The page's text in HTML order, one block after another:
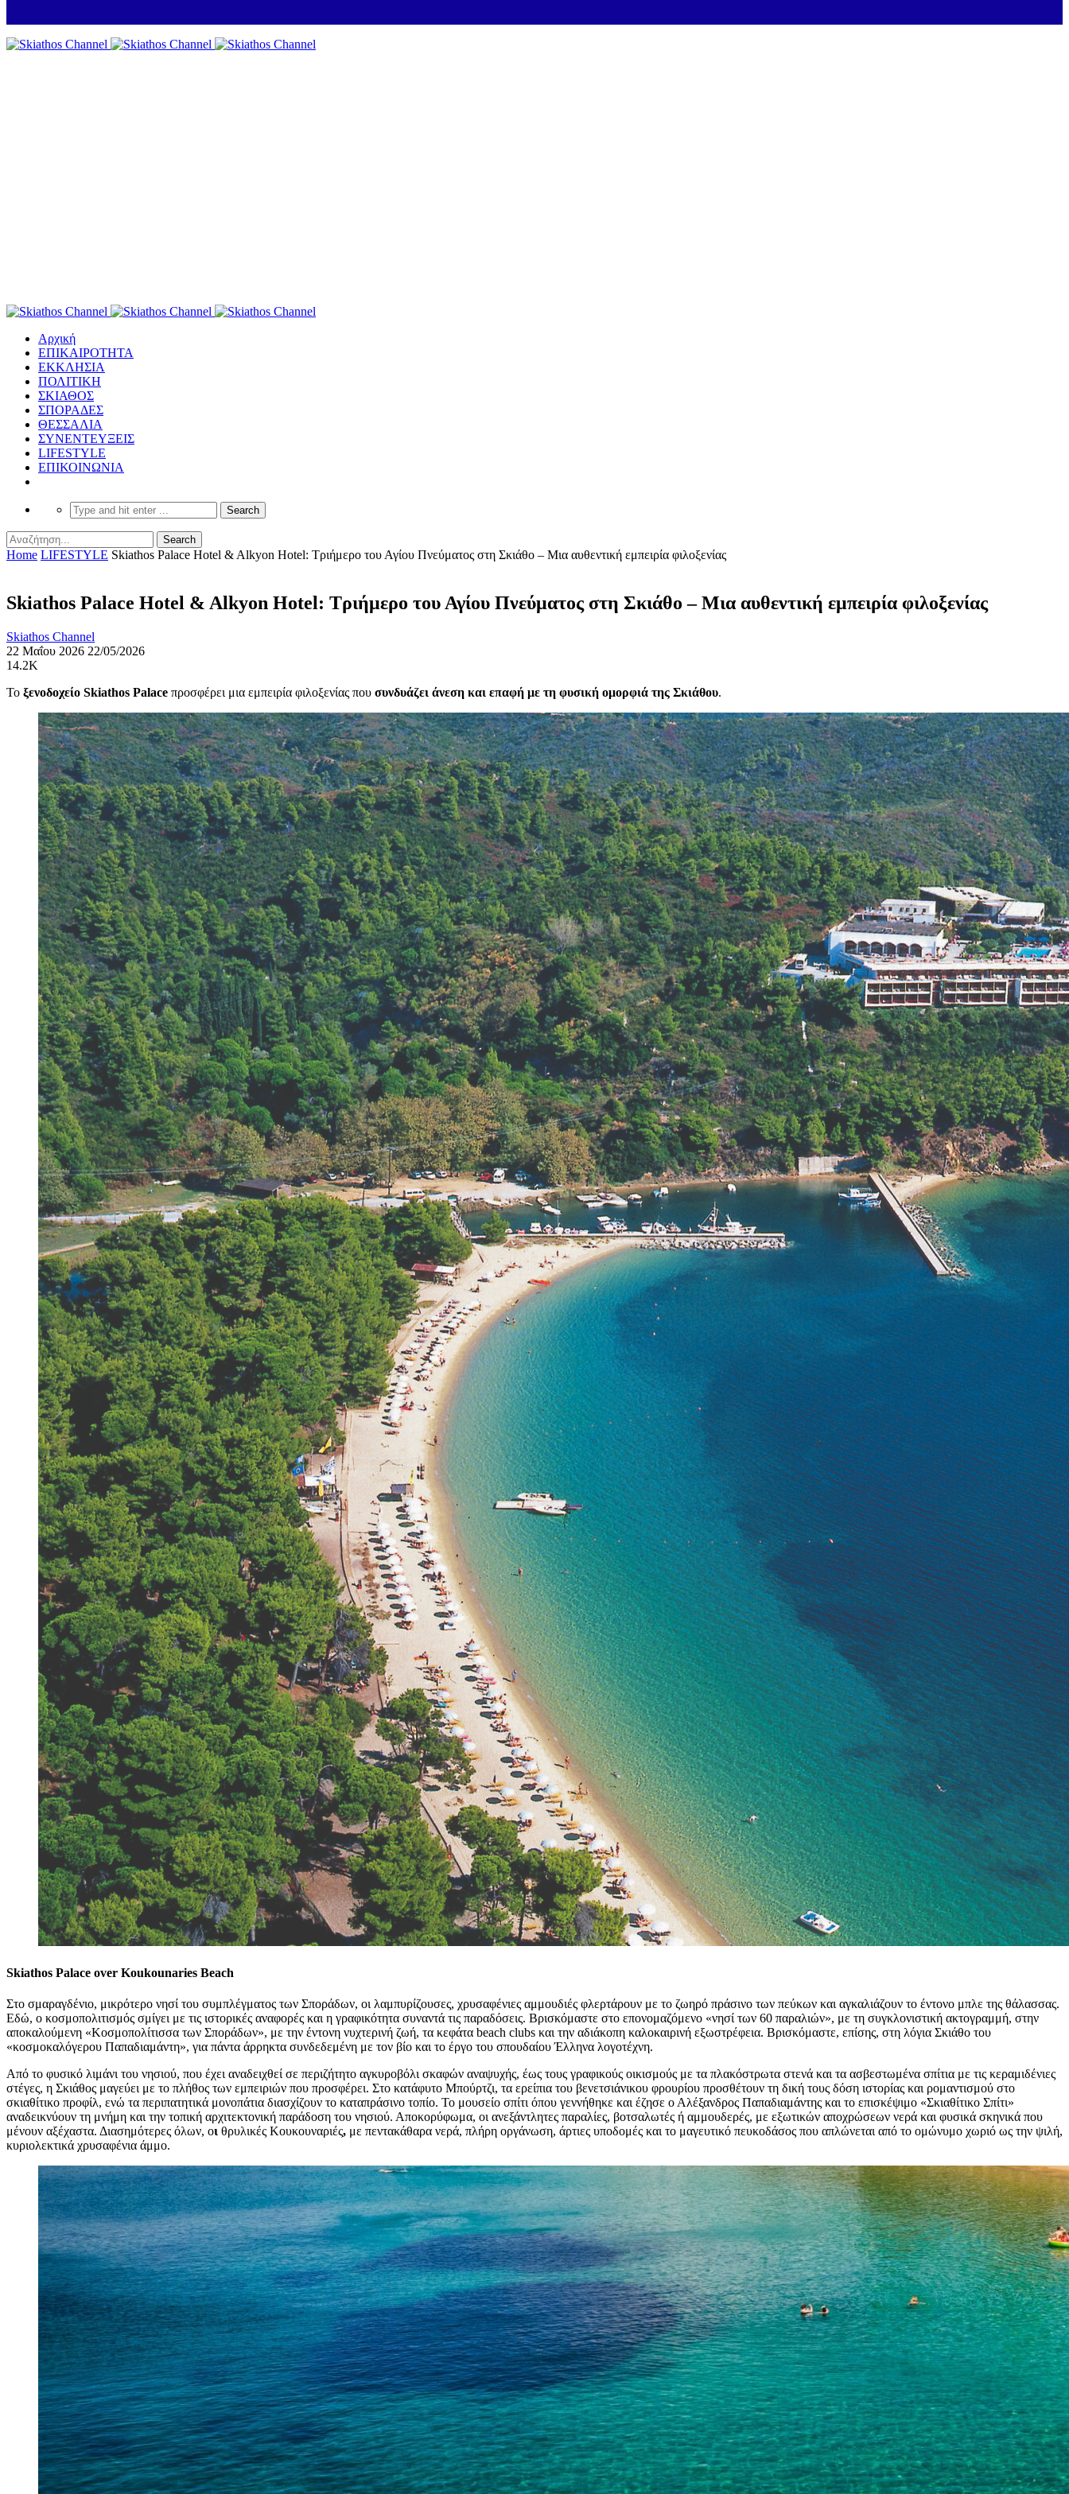
Αρχική
ΕΠΙΚΑΙΡΟΤΗΤΑ
ΕΚΚΛΗΣΙΑ
ΠΟΛΙΤΙΚΗ
ΣΚΙΑΘΟΣ
ΣΠΟΡΑΔΕΣ
ΘΕΣΣΑΛΙΑ
ΣΥΝΕΝΤΕΥΞΕΙΣ
LIFESTYLE
ΕΠΙΚΟΙΝΩΝΙΑ
Home LIFESTYLE Skiathos Palace Hotel & Alkyon Hotel: Τριήμερο του Αγίου Πνεύματος στη Σκιάθο – Μια αυθεντική εμπειρία φιλοξενίας
Skiathos Palace Hotel & Alkyon Hotel: Τριήμερο του Αγίου Πνεύματος στη Σκιάθο – Μια αυθεντική εμπειρία φιλοξενίας
Skiathos Channel
22 Μαΐου 2026 22/05/2026
14.2K
Το ξενοδοχείο Skiathos Palace προσφέρει μια εμπειρία φιλοξενίας που συνδυάζει άνεση και επαφή με τη φυσική ομορφιά της Σκιάθου.
Skiathos Palace over Koukounaries Beach
Στο σμαραγδένιο, μικρότερο νησί του συμπλέγματος των Σποράδων, οι λαμπυρίζουσες, χρυσαφένιες αμμουδιές φλερτάρουν με το ζωηρό πράσινο των πεύκων και αγκαλιάζουν το έντονο μπλε της θάλασσας.
Εδώ, ο κοσμοπολιτισμός σμίγει με τις ιστορικές αναφορές και η γραφικότητα συναντά τις παραδόσεις. Βρισκόμαστε στο επονομαζόμενο «νησί των 60 παραλιών», με τη συγκλονιστική ακτογραμμή, στην
αποκαλούμενη «Κοσμοπολίτισσα των Σποράδων», με την έντονη νυχτερινή ζωή, τα κεφάτα beach clubs και την αδιάκοπη καλοκαιρινή εξωστρέφεια. Βρισκόμαστε, επίσης, στη λόγια Σκιάθο του
«κοσμοκαλόγερου Παπαδιαμάντη», για πάντα άρρηκτα συνδεδεμένη με τον βίο και το έργο του σπουδαίου Έλληνα λογοτέχνη.
Από το φυσικό λιμάνι του νησιού, που έχει αναδειχθεί σε περιζήτητο αγκυροβόλι σκαφών αναψυχής, έως τους γραφικούς οικισμούς με τα πλακόστρωτα στενά και τα ασβεστωμένα σπίτια με τις κεραμιδένιες
στέγες, η Σκιάθος μαγεύει με το πλήθος των εμπειριών που προσφέρει. Στο κατάφυτο Μπούρτζι, τα ερείπια του βενετσιάνικου φρουρίου προσθέτουν τη δική τους δόση ιστορίας και ρομαντισμού στο
σκιαθίτικο προφίλ, ενώ τα περιπατητικά μονοπάτια διασχίζουν το καταπράσινο τοπίο. Το μουσείο σπίτι όπου γεννήθηκε και έζησε ο Αλέξανδρος Παπαδιαμάντης και το επισκέψιμο «Σκιαθίτικο Σπίτι»
αναδεικνύουν τη μνήμη και την τοπική αρχιτεκτονική παράδοση του νησιού. Αποκορύφωμα, οι ανεξάντλητες παραλίες, βοτσαλωτές ή αμμουδερές, με εξωτικών αποχρώσεων νερά και φυσικά σκηνικά που
μένουν αξέχαστα. Διασημότερες όλων, οι θρυλικές Κουκουναριές, με πεντακάθαρα νερά, πλήρη οργάνωση, άρτιες υποδομές και το μαγευτικό πευκοδάσος που απλώνεται από το ομώνυμο χωριό ως την ψιλή,
κυριολεκτικά χρυσαφένια άμμο.